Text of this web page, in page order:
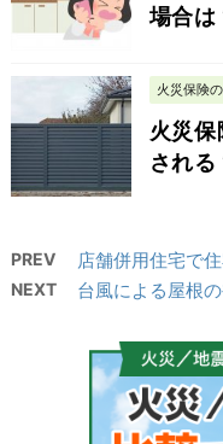
場合は
火災保険
火災保
される
PREV 店舗併用住宅で
NEXT 台風による屋根